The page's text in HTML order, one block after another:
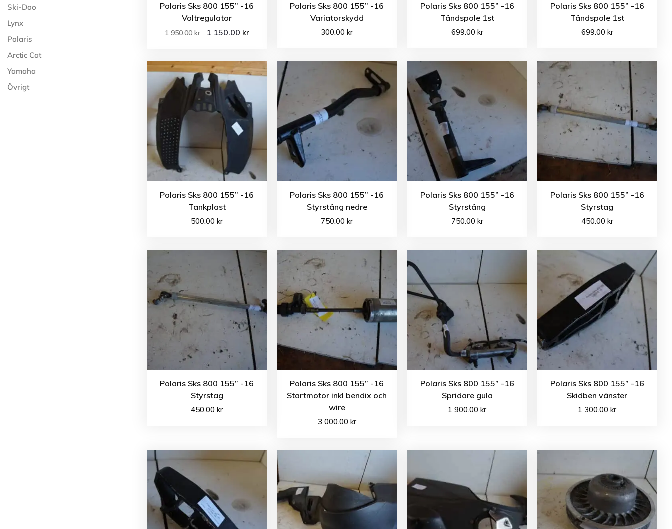
Ski-Doo
Lynx
Polaris
Arctic Cat
Yamaha
Övrigt
Polaris Sks 800 155” -16
Voltregulator
1 950.00kr 1 150.00 kr
Polaris Sks 800 155” -16
Variatorskydd
300.00kr
Polaris Sks 800 155” -16
Tändspole 1st
699.00 kr
Polaris Sks 800 155” -16
Tändspole 1st
699.00 kr
Polaris Sks 800 155” -16
Tankplast
500.00kr
Polaris Sks 800 155” -16
Styrstång nedre
750.00kr
Polaris Sks 800 155” -16
Styrstång
750.00 kr
Polaris Sks 800 155” -16
Styrstag
450.00 kr
Polaris Sks 800 155” -16
Styrstag
450.00kr
Polaris Sks 800 155” -16
Startmotor inkl bendix och
wire
3 000.00 kr
Polaris Sks 800 155” -16
Spridare gula
1 900.00kr
Polaris Sks 800 155” -16
Skidben vänster
1 300.00kr